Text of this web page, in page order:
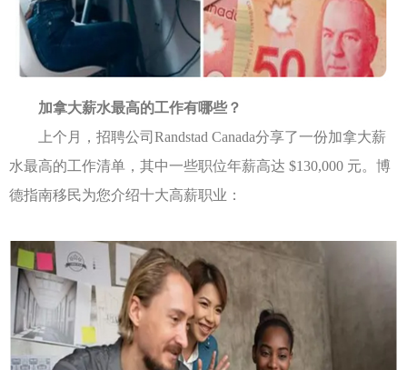
加拿大薪水最高的工作有哪些？
上个月，招聘公司Randstad Canada分享了一份加拿大薪
水最高的工作清单，其中一些职位年薪高达 $130,000 元。博
德指南移民为您介绍十大高薪职业：